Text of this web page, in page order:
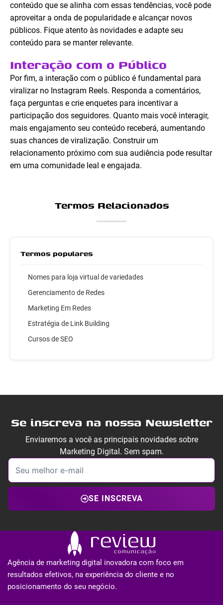
conteúdo que se alinha com essas tendências, você pode
aproveitar a onda de popularidade e alcançar novos
públicos. Fique atento às novidades e adapte seu
conteúdo para se manter relevante.
Interação com o Público
Por fim, a interação com o público é fundamental para
viralizar no Instagram Reels. Responda a comentários,
faça perguntas e crie enquetes para incentivar a
participação dos seguidores. Quanto mais você interagir,
mais engajamento seu conteúdo receberá, aumentando
suas chances de viralização. Construir um
relacionamento próximo com sua audiência pode resultar
em uma comunidade leal e engajada.
Termos Relacionados
Termos populares
Nomes para loja virtual de variedades
Gerenciamento de Redes
Marketing Em Redes
Estratégia de Link Building
Cursos de SEO
Se inscreva na nossa Newsletter
Enviaremos a você as principais novidades sobre
Marketing Digital. Sem spam.
SE INSCREVA
Agência de marketing digital inovadora com foco em
resultados efetivos, na experiência do cliente e no
posicionamento do seu negócio.